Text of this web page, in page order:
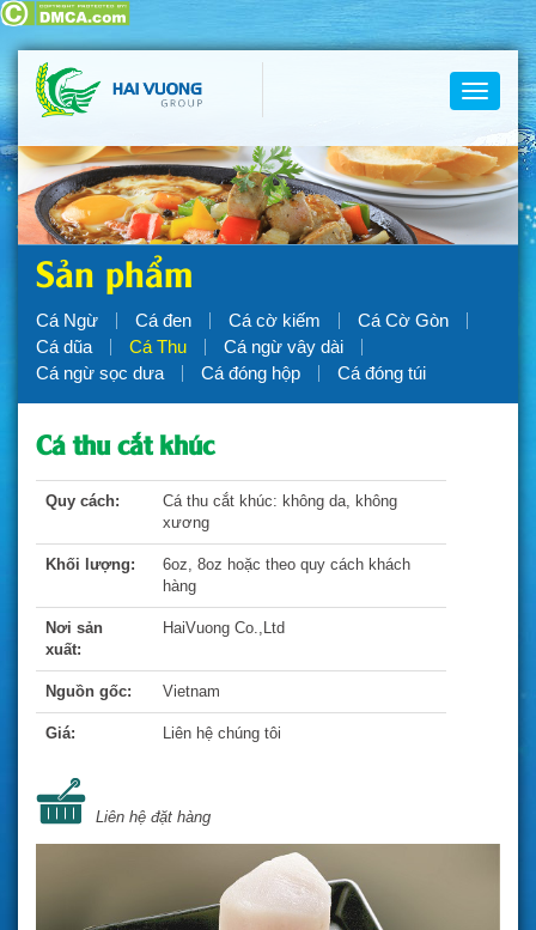
Toggle
Sản phẩm
Cá Ngừ Cá đen Cá cờ kiếm
Cá Cờ Gòn
Cá dũa
Cá Thu
Cá ngừ vây dài
Cá ngừ sọc dưa
Cá đóng hộp Cá đóng túi
Cá thu cắt khúc
Quy cách:
Cá thu cắt khúc: không da, không
xương
Khối lượng:
6oz, 8oz hoặc theo quy cách khách
hàng
Nơi sản
xuất:
HaiVuong Co.,Ltd
Nguồn gốc: Vietnam
Giá: Liên hệ chúng tôi
Liên hệ đặt hàng